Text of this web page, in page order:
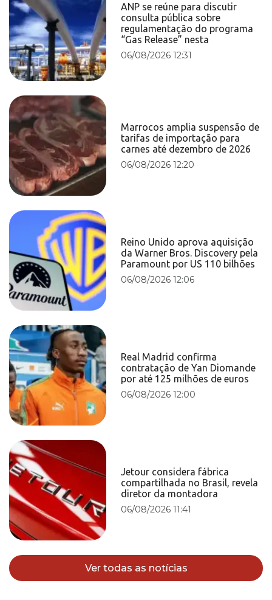
ANP se reúne para discutir
consulta pública sobre
regulamentação do programa
“Gas Release” nesta
06/08/2026 12:31
Marrocos amplia suspensão de
tarifas de importação para
carnes até dezembro de 2026
06/08/2026 12:20
Reino Unido aprova aquisição
da Warner Bros. Discovery pela
Paramount por US 110 bilhões
06/08/2026 12:06
Real Madrid confirma
contratação de Yan Diomande
por até 125 milhões de euros
06/08/2026 12:00
Jetour considera fábrica
compartilhada no Brasil, revela
diretor da montadora
06/08/2026 11:41
Ver todas as notícias